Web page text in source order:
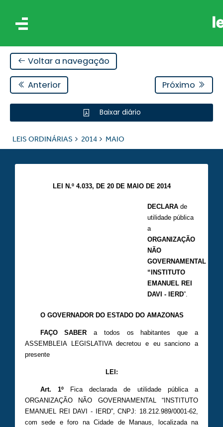
Voltar a navegação
Anterior Próximo
Baixar diário
LEIS ORDINÁRIAS 2014 MAIO
LEI N.º 4.033, DE 20 DE MAIO DE 2014
DECLARAde
utilidade pública
a
ORGANIZAÇÃO
NÃO
GOVERNAMENTAL
“INSTITUTO
EMANUEL REI
DAVI - IERD”.
O GOVERNADOR DO ESTADO DO AMAZONAS
FAÇO SABER a todos os habitantes que a
ASSEMBLEIA LEGISLATIVA decretou e eu sanciono a
presente
LEI:
Art. 1ºFica declarada de utilidade pública a
ORGANIZAÇÃO NÃO GOVERNAMENTAL “INSTITUTO
EMANUEL REI DAVI - IERD”, CNPJ: 18.212.989/0001-62,
com sede e foro na Cidade de Manaus, localizada na